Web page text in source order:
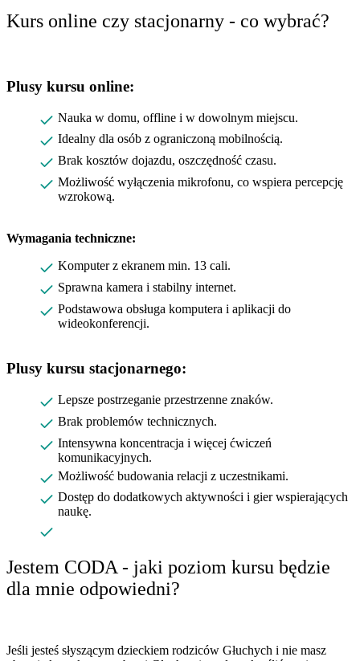
Kurs online czy stacjonarny - co wybrać?
Plusy kursu online:
Nauka w domu, offline i w dowolnym miejscu.
Idealny dla osób z ograniczoną mobilnością.
Brak kosztów dojazdu, oszczędność czasu.
Możliwość wyłączenia mikrofonu, co wspiera percepcję
wzrokową.
Wymagania techniczne:
Komputer z ekranem min. 13 cali.
Sprawna kamera i stabilny internet.
Podstawowa obsługa komputera i aplikacji do
wideokonferencji.
Plusy kursu stacjonarnego:
Lepsze postrzeganie przestrzenne znaków.
Brak problemów technicznych.
Intensywna koncentracja i więcej ćwiczeń
komunikacyjnych.
Możliwość budowania relacji z uczestnikami.
Dostęp do dodatkowych aktywności i gier wspierających
naukę.
Jestem CODA - jaki poziom kursu będzie
dla mnie odpowiedni?
Jeśli jesteś słyszącym dzieckiem rodziców Głuchych i nie masz